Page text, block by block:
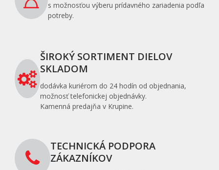
s možnosťou výberu prídavného zariadenia podľa
potreby.
ŠIROKÝ SORTIMENT DIELOV
SKLADOM
dodávka kuriérom do 24 hodín od objednania,
možnosť telefonickej objednávky.
Kamenná predajňa v Krupine.
TECHNICKÁ PODPORA
ZÁKAZNÍKOV